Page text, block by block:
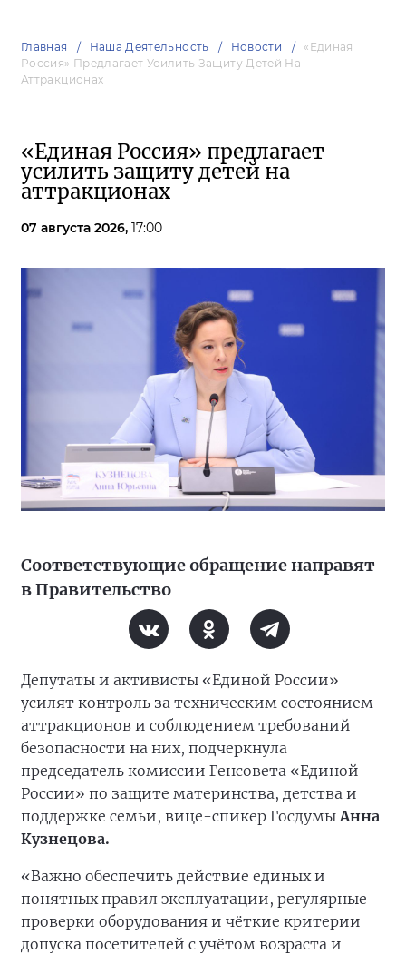
Главная Наша Деятельность Новости
«Единая
Россия» Предлагает Усилить Защиту Детей На
Аттракционах
«Единая Россия» предлагает
усилить защиту детей на
аттракционах
07 августа 2026, 17:00
Соответствующие обращение направят
в Правительство
Депутаты и активисты «Единой России»
усилят контроль за техническим состоянием
аттракционов и соблюдением требований
безопасности на них, подчеркнула
председатель комиссии Генсовета «Единой
России» по защите материнства, детства и
поддержке семьи, вице-спикер Госдумы Анна
Кузнецова.
«Важно обеспечить действие единых и
понятных правил эксплуатации, регулярные
проверки оборудования и чёткие критерии
допуска посетителей с учётом возраста и